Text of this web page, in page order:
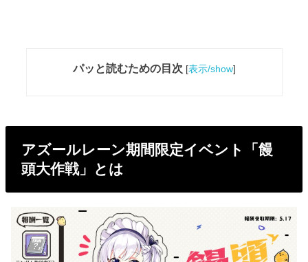
パッと読むための目次 [表示/show]
アズールレーン期間限定イベント「饅
頭大作戦」とは